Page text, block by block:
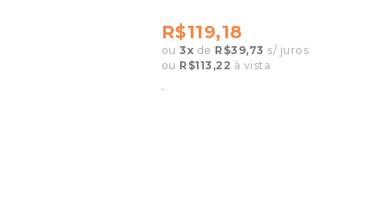
R$119,18
ou 3x de R$39,73 s/ juros
ou R$113,22 à vista